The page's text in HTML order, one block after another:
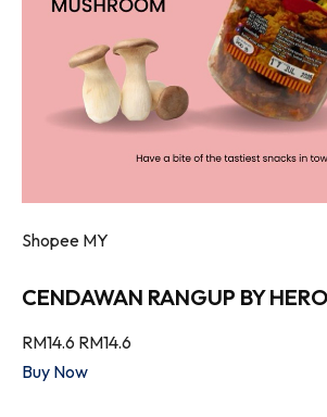
Shopee MY
CENDAWAN RANGUP BY
RM14.6 RM14.6
Buy Now